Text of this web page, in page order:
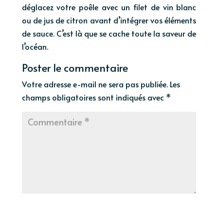
déglacez votre poêle avec un filet de vin blanc
ou de jus de citron avant d’intégrer vos éléments
de sauce. C’est là que se cache toute la saveur de
l’océan.
Poster le commentaire
Votre adresse e-mail ne sera pas publiée. Les
champs obligatoires sont indiqués avec *